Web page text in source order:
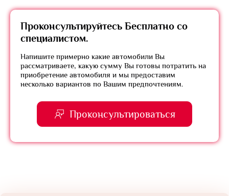
Проконсультируйтесь Бесплатно со
специалистом.
Напишите примерно какие автомобили Вы
рассматриваете, какую сумму Вы готовы потратить на
приобретение автомобиля и мы предоставим
несколько вариантов по Вашим предпочтениям.
Проконсультироваться